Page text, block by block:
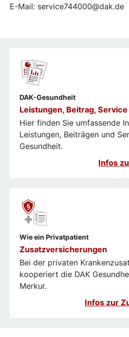
E-Mail: service744000@dak.de
DAK-Gesundheit
Leistungen, Beitrag, Service
Hier finden Sie umfassende
Leistungen, Beiträgen und
Gesundheit.
Infos
Wie ein Privatpatient
Zusatzversicherungen
Bei der privaten
kooperiert die DAK
Merkur.
Infos zur